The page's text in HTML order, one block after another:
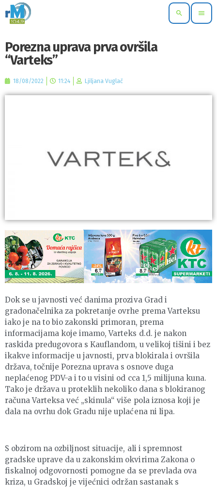
search menu
Porezna uprava prva ovršila
“Varteks”
18/08/2022 11:24 Ljiljana Vuglač
Dok se u javnosti već danima proziva Grad i
gradonačelnika za pokretanje ovrhe prema Varteksu
iako je na to bio zakonski primoran, prema
informacijama koje imamo, Varteks d.d. je nakon
raskida predugovora s Kauflandom, u velikoj tišini i bez
ikakve informacije u javnosti, prva blokirala i ovršila
država, točnije Porezna uprava s osnove duga
neplaćenog PDV-a i to u visini od cca 1,5 milijuna kuna.
Tako je država u proteklih nekoliko dana s blokiranog
računa Varteksa već „skinula“ više pola iznosa koji je
dala na ovrhu dok Gradu nije uplaćena ni lipa.
S obzirom na ozbiljnost situacije, ali i spremnost
gradske uprave da u zakonskim okvirima Zakona o
fiskalnoj odgovornosti pomogne da se prevlada ova
kriza, u Gradskoj je vijećnici održan sastanak s